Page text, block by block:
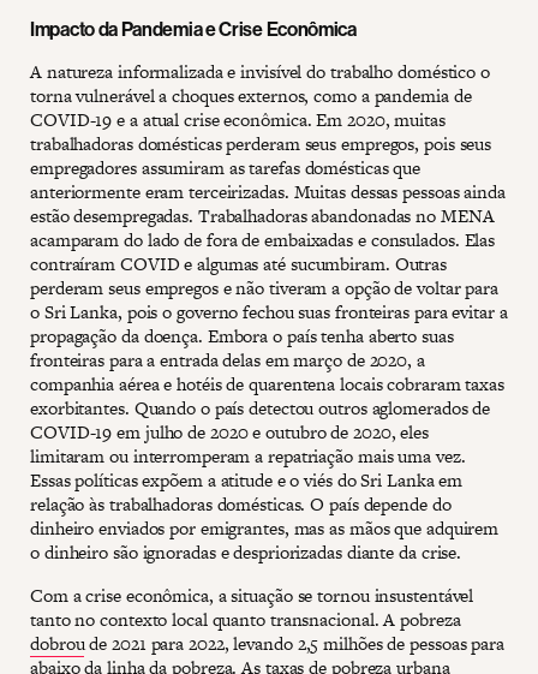
Impacto da Pandemia e Crise Econômica
A natureza informalizada e invisível do trabalho doméstico o
torna vulnerável a choques externos, como a pandemia de
COVID-19 e a atual crise econômica. Em 2020, muitas
trabalhadoras domésticas perderam seus empregos, pois seus
empregadores assumiram as tarefas domésticas que
anteriormente eram terceirizadas. Muitas dessas pessoas ainda
estão desempregadas. Trabalhadoras abandonadas no MENA
acamparam do lado de fora de embaixadas e consulados. Elas
contraíram COVID e algumas até sucumbiram. Outras
perderam seus empregos e não tiveram a opção de voltar para
o Sri Lanka, pois o governo fechou suas fronteiras para evitar a
propagação da doença. Embora o país tenha aberto suas
fronteiras para a entrada delas em março de 2020, a
companhia aérea e hotéis de quarentena locais cobraram taxas
exorbitantes. Quando o país detectou outros aglomerados de
COVID-19 em julho de 2020 e outubro de 2020, eles
limitaram ou interromperam a repatriação mais uma vez.
Essas políticas expõem a atitude e o viés do Sri Lanka em
relação às trabalhadoras domésticas. O país depende do
dinheiro enviados por emigrantes, mas as mãos que adquirem
o dinheiro são ignoradas e despriorizadas diante da crise.
Com a crise econômica, a situação se tornou insustentável
tanto no contexto local quanto transnacional. A pobreza
dobroude 2021 para 2022, levando 2,5 milhões de pessoas para
abaixo da linha da pobreza. As taxas de pobreza urbana